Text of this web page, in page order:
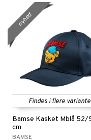
Findes i flere
Bamse Kasket Mblå 52/
cm
BAMSE
nyhed